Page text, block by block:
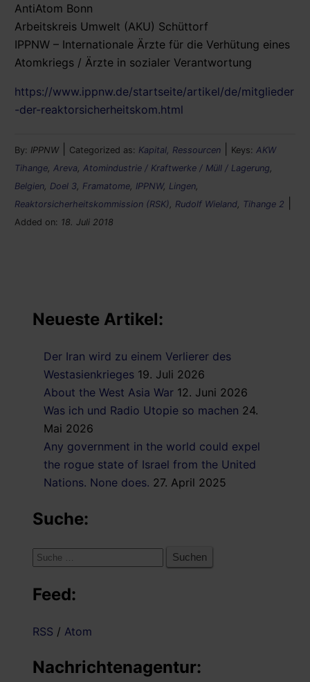
AntiAtom Bonn
Arbeitskreis Umwelt (AKU) Schüttorf
IPPNW – Internationale Ärzte für die Verhütung eines
Atomkriegs / Ärzte in sozialer Verantwortung
https://www.ippnw.de/startseite/artikel/de/mitglieder
-der-reaktorsicherheitskom.html
By: IPPNW| Categorized as: Kapital, Ressourcen Keys: AKW
Tihange Areva Atomindustrie / Kraftwerke / Müll / Lagerung
Belgien Doel 3 Framatome IPPNW, Lingen
Reaktorsicherheitskommission (RSK)
Rudolf Wieland Tihange 2
Added on: 18. Juli 2018
Neueste Artikel:
Der Iran wird zu einem Verlierer des
Westasienkrieges 19. Juli 2026
About the West Asia War 12. Juni 2026
Was ich und Radio Utopie so machen 24.
Mai 2026
Any government in the world could expel
the rogue state of Israel from the United
Nations. None does. 27. April 2025
Suche:
Suche
Feed:
RSS / Atom
Nachrichtenagentur: